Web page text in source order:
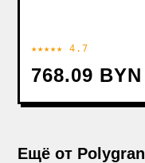
★★★★★ 4.7
768.09 BYN
Ещё от Polygran